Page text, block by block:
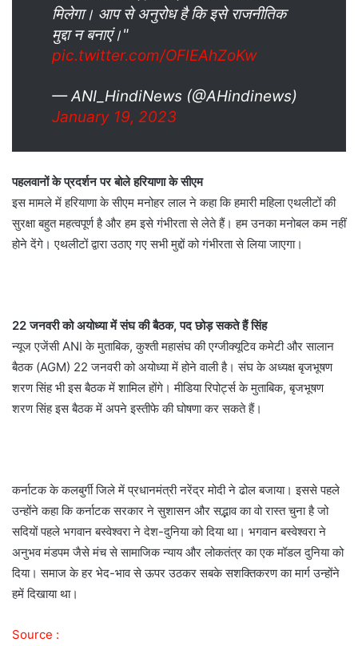
मिलेगा। आप से अनुरोध है कि इसे राजनीतिक
मुद्दा न बनाएं।"
pic.twitter.com/OFlEAhZoKw
— ANI_HindiNews (@AHindinews)
January 19, 2023
पहलवानों के प्रदर्शन पर बोले हरियाणा के सीएम
इस मामले में हरियाणा के सीएम मनोहर लाल ने कहा कि हमारी महिला एथलीटों की
सुरक्षा बहुत महत्वपूर्ण है और हम इसे गंभीरता से लेते हैं। हम उनका मनोबल कम नहीं
होने देंगे। एथलीटों द्वारा उठाए गए सभी मुद्दों को गंभीरता से लिया जाएगा।
22 जनवरी को अयोध्या में संघ की बैठक, पद छोड़ सकते हैं सिंह
न्यूज एजेंसी ANI के मुताबिक, कुश्ती महासंघ की एग्जीक्यूटिव कमेटी और सालान
बैठक (AGM) 22 जनवरी को अयोध्या में होने वाली है। संघ के अध्यक्ष बृजभूषण
शरण सिंह भी इस बैठक में शामिल होंगे। मीडिया रिपोर्ट्स के मुताबिक, बृजभूषण
शरण सिंह इस बैठक में अपने इस्तीफे की घोषणा कर सकते हैं।
कर्नाटक के कलबुर्गी जिले में प्रधानमंत्री नरेंद्र मोदी ने ढोल बजाया। इससे पहले
उन्होंने कहा कि कर्नाटक सरकार ने सुशासन और सद्भाव का वो रास्त चुना है जो
सदियों पहले भगवान बस्वेश्वरा ने देश-दुनिया को दिया था। भगवान बस्वेश्वरा ने
अनुभव मंडपम जैसे मंच से सामाजिक न्याय और लोकतंत्र का एक मॉडल दुनिया को
दिया। समाज के हर भेद-भाव से ऊपर उठकर सबके सशक्तिकरण का मार्ग उन्होंने
हमें दिखाया था।
Source :